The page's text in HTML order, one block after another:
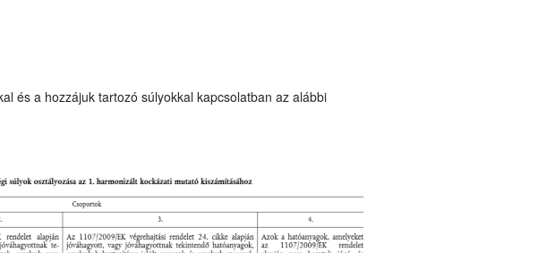
és a hozzájuk tartozó súlyokkal kapcsolatban az alábbi